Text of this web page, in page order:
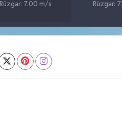
Rüzgar: 7.00 m/s
Rüzgar: